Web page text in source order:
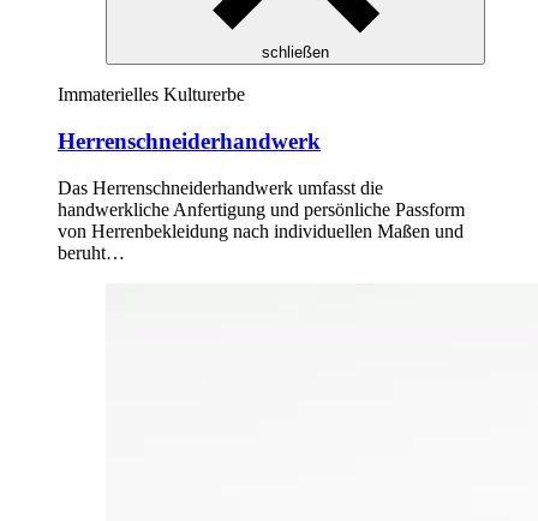
schließen
Immaterielles Kulturerbe
Herrenschneiderhandwerk
Das Herrenschneiderhandwerk umfasst die
handwerkliche Anfertigung und persönliche Passform
von Herrenbekleidung nach individuellen Maßen und
beruht…